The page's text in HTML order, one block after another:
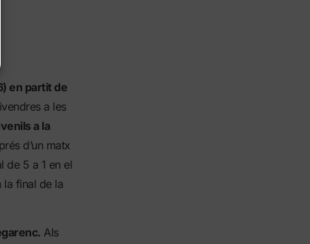
en partit de
a les
a la
d’un matx
de 5 a 1 en el
la final de la
Als